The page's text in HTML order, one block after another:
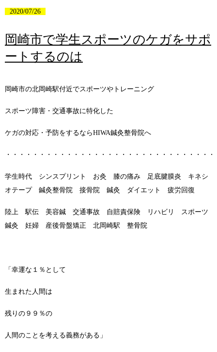
2020/07/26
岡崎市で学生スポーツのケガをサポ
ートするのは
岡崎市の北岡崎駅付近でスポーツやトレーニング
スポーツ障害・交通事故に特化した
ケガの対応・予防をするならHIWA鍼灸整骨院へ
・・・・・・・・・・・・・・・・・・・・・・・・・・・・・・
学生時代 シンスプリント お灸 膝の痛み 足底腱膜炎 キネシ
オテープ 鍼灸整骨院 接骨院 鍼灸 ダイエット 疲労回復
陸上 駅伝 美容鍼 交通事故 自賠責保険 リハビリ スポーツ
鍼灸 妊婦 産後骨盤矯正 北岡崎駅 整骨院
「幸運な１％として
生まれた人間は
残りの９９％の
人間のことを考える義務がある」